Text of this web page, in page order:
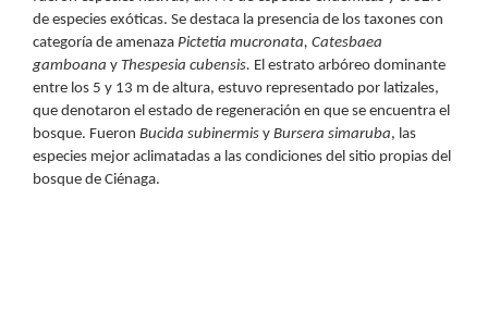
de especies exóticas. Se destaca la presencia de los taxones con
categoría de amenaza Pictetia mucronata, Catesbaea
gamboana y Thespesia cubensis. El estrato arbóreo dominante
entre los 5 y 13 m de altura, estuvo representado por latizales,
que denotaron el estado de regeneración en que se encuentra el
bosque. Fueron Bucida subinermis y Bursera simaruba, las
especies mejor aclimatadas a las condiciones del sitio propias del
bosque de Ciénaga.